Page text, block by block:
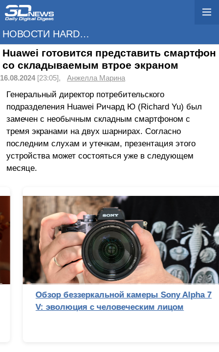
НОВОСТИ HARDWARE
Huawei готовится представить смартфон
со складываемым втрое экраном
16.08.2024[23:05], Анжелла Марина
Генеральный директор потребительского
подразделения Huawei Ричард Ю (Richard Yu) был
замечен с необычным складным смартфоном с
тремя экранами на двух шарнирах. Согласно
последним слухам и утечкам, презентация этого
устройства может состояться уже в следующем
месяце.
Обзор беззеркальной камеры Sony Alpha 7
V: эволюция с человеческим лицом